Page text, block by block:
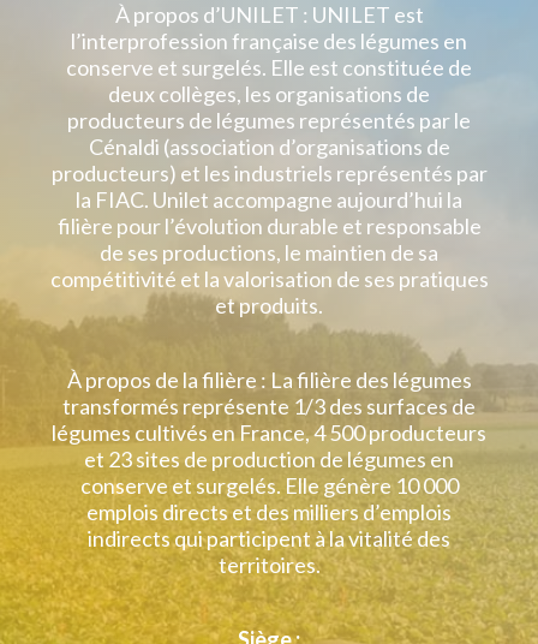
À propos d’UNILET : UNILET est
l’interprofession française des légumes en
conserve et surgelés. Elle est constituée de
deux collèges, les organisations de
producteurs de légumes représentés par le
Cénaldi (association d’organisations de
producteurs) et les industriels représentés par
la FIAC. Unilet accompagne aujourd’hui la
filière pour l’évolution durable et responsable
de ses productions, le maintien de sa
compétitivité et la valorisation de ses pratiques
et produits.
À propos de la filière : La filière des légumes
transformés représente 1/3 des surfaces de
légumes cultivés en France, 4 500 producteurs
et 23 sites de production de légumes en
conserve et surgelés. Elle génère 10 000
emplois directs et des milliers d’emplois
indirects qui participent à la vitalité des
territoires.